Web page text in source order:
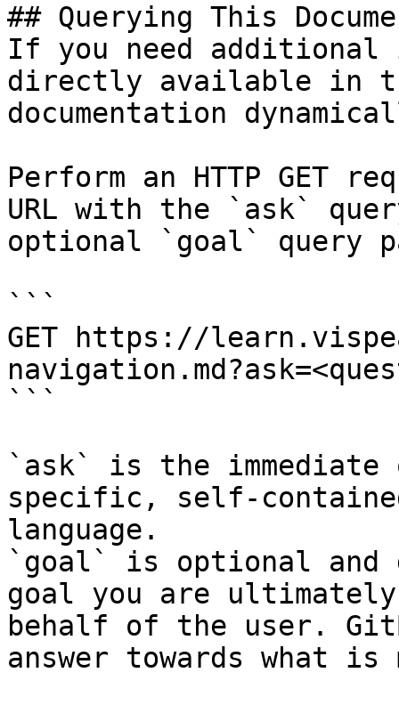
## Querying This
If you need
directly available in
documentation
Perform an HTTP GET
URL with the `ask`
optional `goal` query
```
GET https://
```
`ask` is the
specific, self-
language.
`goal` is optional and
goal you are
behalf of the user.
answer towards what